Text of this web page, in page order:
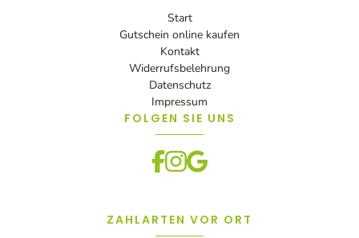
Start
Gutschein online kaufen
Kontakt
Widerrufsbelehrung
Datenschutz
Impressum
FOLGEN SIE UNS
ZAHLARTEN VOR ORT